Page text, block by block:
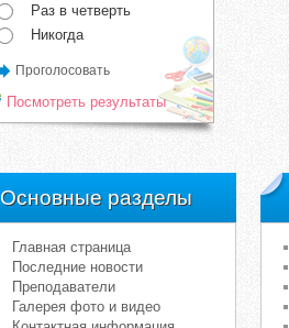
Раз в четверть
Никогда
Проголосовать
Посмотреть результаты
Основные разделы
Главная страница
Последние новости
Преподаватели
Галерея фото и видео